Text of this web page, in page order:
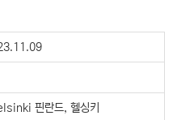
핀란드, 헬싱키